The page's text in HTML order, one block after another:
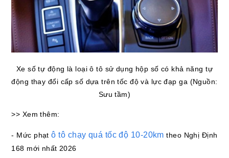
Xe số tự động là loại ô tô sử dụng hộp số có khả năng tự
động thay đổi cấp số dựa trên tốc độ và lực đạp ga (Nguồn:
Sưu tầm)
>> Xem thêm:
- Mức phạtô tô chạy quá tốc độ 10-20km theo Nghị Định
168 mới nhất 2026